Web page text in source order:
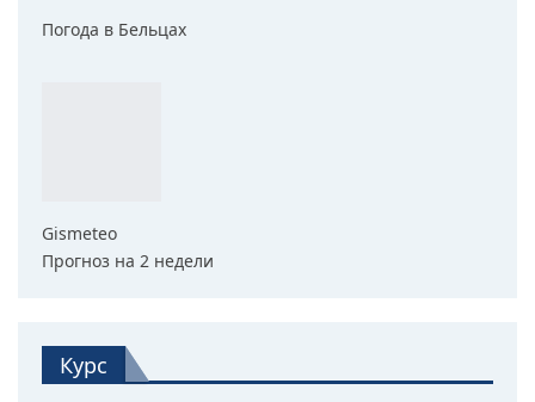
Погода в Бельцах
Gismeteo
Прогноз на 2 недели
Курс